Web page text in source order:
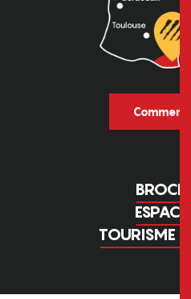
Comment
TOURISME